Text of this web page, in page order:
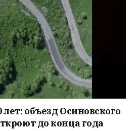
лет: объезд Осиновского
до конца года